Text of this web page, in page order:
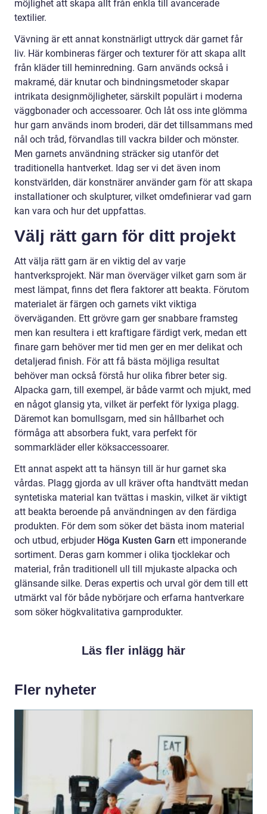
möjlighet att skapa allt från enkla till avancerade
textilier.
Vävning är ett annat konstnärligt uttryck där garnet får
liv. Här kombineras färger och texturer för att skapa allt
från kläder till heminredning. Garn används också i
makramé, där knutar och bindningsmetoder skapar
intrikata designmöjligheter, särskilt populärt i moderna
väggbonader och accessoarer. Och låt oss inte glömma
hur garn används inom broderi, där det tillsammans med
nål och tråd, förvandlas till vackra bilder och mönster.
Men garnets användning sträcker sig utanför det
traditionella hantverket. Idag ser vi det även inom
konstvärlden, där konstnärer använder garn för att skapa
installationer och skulpturer, vilket omdefinierar vad garn
kan vara och hur det uppfattas.
Välj rätt garn för ditt projekt
Att välja rätt garn är en viktig del av varje
hantverksprojekt. När man överväger vilket garn som är
mest lämpat, finns det flera faktorer att beakta. Förutom
materialet är färgen och garnets vikt viktiga
överväganden. Ett grövre garn ger snabbare framsteg
men kan resultera i ett kraftigare färdigt verk, medan ett
finare garn behöver mer tid men ger en mer delikat och
detaljerad finish. För att få bästa möjliga resultat
behöver man också förstå hur olika fibrer beter sig.
Alpacka garn, till exempel, är både varmt och mjukt, med
en något glansig yta, vilket är perfekt för lyxiga plagg.
Däremot kan bomullsgarn, med sin hållbarhet och
förmåga att absorbera fukt, vara perfekt för
sommarkläder eller köksaccessoarer.
Ett annat aspekt att ta hänsyn till är hur garnet ska
vårdas. Plagg gjorda av ull kräver ofta handtvätt medan
syntetiska material kan tvättas i maskin, vilket är viktigt
att beakta beroende på användningen av den färdiga
produkten. För dem som söker det bästa inom material
och utbud, erbjuderHöga Kusten Garn ett imponerande
sortiment. Deras garn kommer i olika tjocklekar och
material, från traditionell ull till mjukaste alpacka och
glänsande silke. Deras expertis och urval gör dem till ett
utmärkt val för både nybörjare och erfarna hantverkare
som söker högkvalitativa garnprodukter.
Läs fler inlägg här
Fler nyheter